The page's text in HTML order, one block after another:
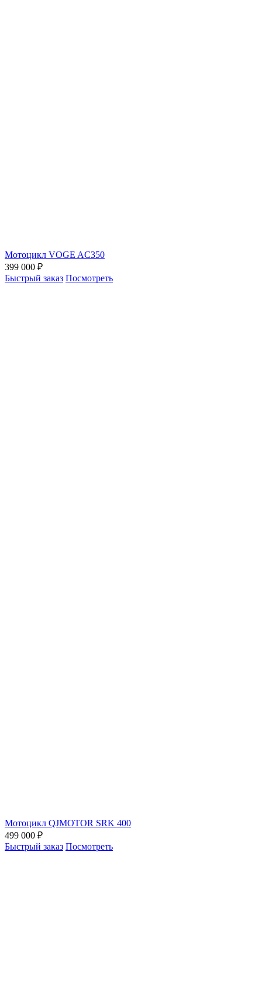
Мотоцикл VOGE AC350
399 000 ₽
Быстрый заказ Посмотреть
Мотоцикл QJMOTOR SRK 400
499 000 ₽
Быстрый заказ Посмотреть